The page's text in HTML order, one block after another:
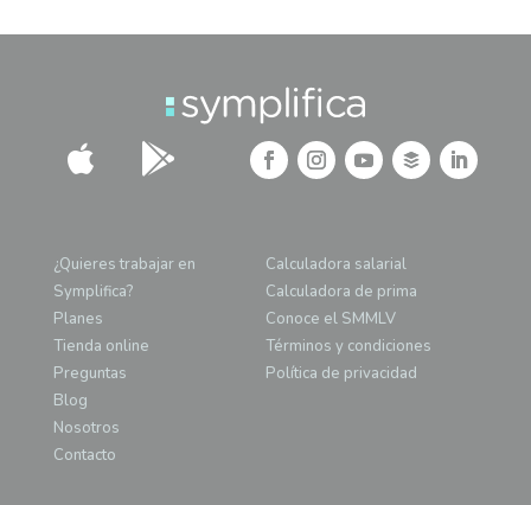
 
¿Quieres trabajar en
Symplifica?
Planes
Tienda online
Preguntas
Blog
Nosotros
Contacto
Calculadora salarial
Calculadora de prima
Conoce el SMMLV
Términos y condiciones
Política de privacidad